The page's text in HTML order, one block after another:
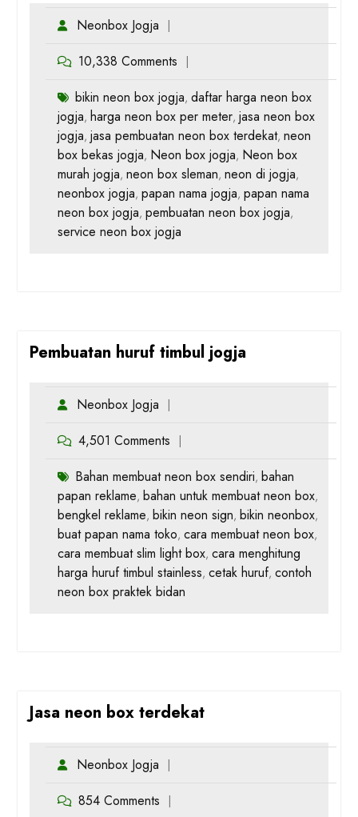
Neonbox Jogja
10,338 Comments
bikin neon box jogja, daftar harga neon box
jogja, harga neon box per meter, jasa neon box
jogja, jasa pembuatan neon box terdekat, neon
box bekas jogja, Neon box jogja, Neon box
murah jogja, neon box sleman, neon di jogja,
neonbox jogja, papan nama jogja, papan nama
neon box jogja, pembuatan neon box jogja,
service neon box jogja
Pembuatan huruf timbul jogja
Neonbox Jogja
4,501 Comments
Bahan membuat neon box sendiri, bahan
papan reklame, bahan untuk membuat neon box,
bengkel reklame, bikin neon sign, bikin neonbox,
buat papan nama toko, cara membuat neon box,
cara membuat slim light box, cara menghitung
harga huruf timbul stainless, cetak huruf, contoh
neon box praktek bidan
Jasa neon box terdekat
Neonbox Jogja
854 Comments